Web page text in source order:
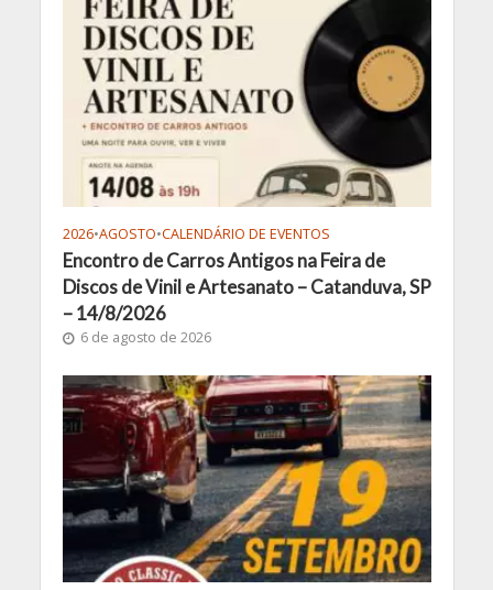
2026•AGOSTO•CALENDÁRIO DE EVENTOS
Encontro de Carros Antigos na Feira de
Discos de Vinil e Artesanato – Catanduva, SP
– 14/8/2026
6 de agosto de 2026